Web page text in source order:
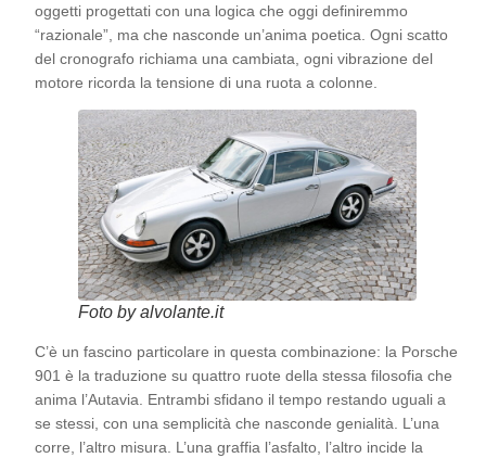
oggetti progettati con una logica che oggi definiremmo
“razionale”, ma che nasconde un’anima poetica. Ogni scatto
del cronografo richiama una cambiata, ogni vibrazione del
motore ricorda la tensione di una ruota a colonne.
Foto by alvolante.it
C’è un fascino particolare in questa combinazione: la Porsche
901 è la traduzione su quattro ruote della stessa filosofia che
anima l’Autavia. Entrambi sfidano il tempo restando uguali a
se stessi, con una semplicità che nasconde genialità. L’una
corre, l’altro misura. L’una graffia l’asfalto, l’altro incide la